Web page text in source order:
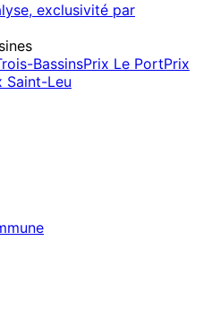
exclusivité par
BassinsPrix Le PortPrix
Saint-Leu